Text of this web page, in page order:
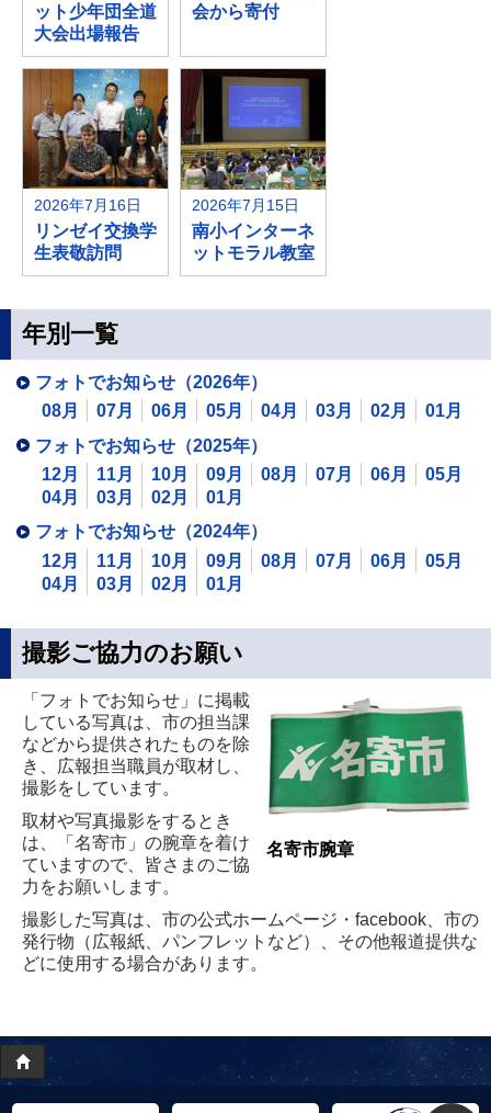
ット少年団全道
大会出場報告
会から寄付
2026年7月16日
リンゼイ交換学
生表敬訪問
2026年7月15日
南小インターネ
ットモラル教室
年別一覧
フォトでお知らせ（2026年）
08月
07月 06月 05月 04月 03月 02月
01月
フォトでお知らせ（2025年）
12月
11月 10月 09月 08月 07月 06月
05月
04月
03月 02月
01月
フォトでお知らせ（2024年）
12月
11月 10月 09月 08月 07月 06月
05月
04月
03月 02月 01月
撮影ご協力のお願い
名寄市腕章
「フォトでお知らせ」に掲載
している写真は、市の担当課
などから提供されたものを除
き、広報担当職員が取材し、
撮影をしています。
取材や写真撮影をするとき
は、「名寄市」の腕章を着け
ていますので、皆さまのご協
力をお願いします。
撮影した写真は、市の公式ホームページ・facebook、市の
発行物（広報紙、パンフレットなど）、その他報道提供な
どに使用する場合があります。